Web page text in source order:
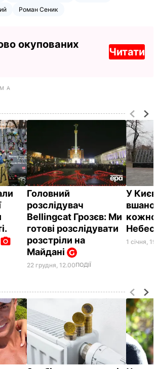
Роман Сеник
окупованих
Читати
Головний
розслідувач
Bellingcat Грозєв: Ми
готові розслідувати
розстріли на
Майдані
22 грудня, 12.00ПОДІЇ
У Києві
1 січня,